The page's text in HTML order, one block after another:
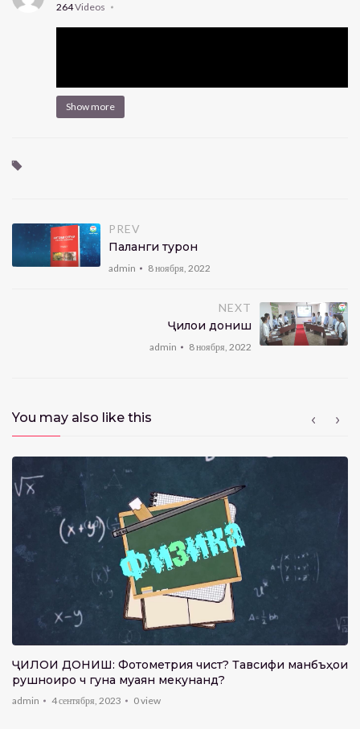
264Videos
Show more
PREV
Паланги туронӣ
admin 8 ноября, 2022
NEXT
Ҷилои дониш
admin 8 ноября, 2022
You may also like this
ҶИЛОИ ДОНИШ: Фотометрия чист? Тавсифи манбъҳои
рушноиро чӣ гуна муаян мекунанд?
admin 4 сентября, 2023 0view